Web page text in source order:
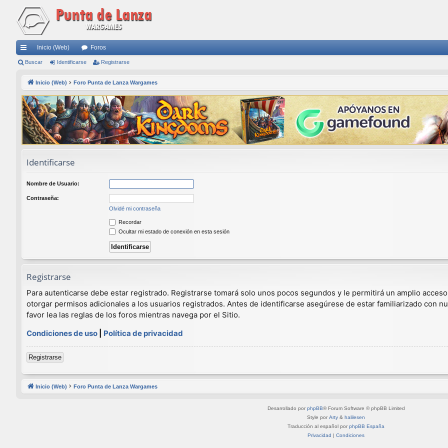
nl
rá
pi
do
Inicio (Web) Foros
Buscar Identificarse Registrarse
Inicio (Web) Foro Punta de Lanza Wargames
Identificarse
Nombre de Usuario:
Contraseña:
Olvidé mi contraseña
Recordar
Ocultar mi estado de conexión en esta sesión
Registrarse
Para autenticarse debe estar registrado. Registrarse tomará solo unos pocos segundos y le permitirá un amplio
otorgar permisos adicionales a los usuarios registrados. Antes de identificarse asegúrese de estar familiarizado con
favor lea las reglas de los foros mientras navega por el Sitio.
Condiciones de uso
Política de privacidad
Registrarse
Inicio (Web) Foro Punta de Lanza Wargames
Desarrollado por phpBB® Forum Software © phpBB Limited
Style por Arty & halilesen
Traducción al español por phpBB España
Privacidad | Condiciones